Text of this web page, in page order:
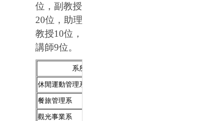
位，副教授
20位，助理
教授10位，
講師9位。
系所名稱
休閒運動管理系(所)
餐旅管理系
觀光事業系